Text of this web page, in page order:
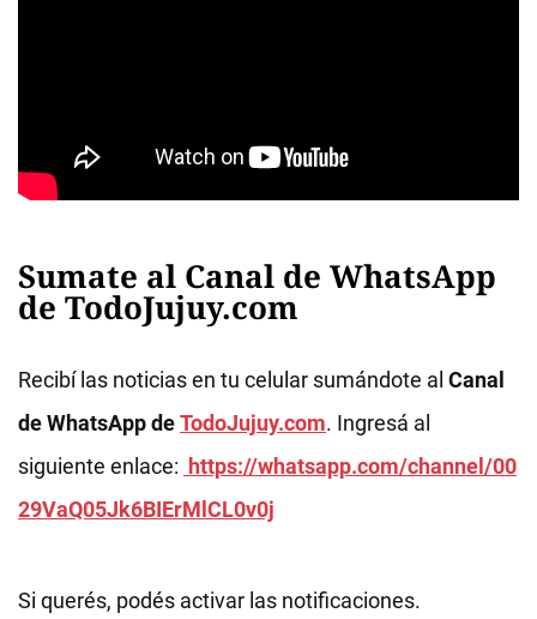
Sumate al Canal de WhatsApp
de TodoJujuy.com
Recibí las noticias en tu celular sumándote al Canal
de WhatsApp deTodoJujuy.com. Ingresá al
siguiente enlace: https://whatsapp.com/channel/00
29VaQ05Jk6BIErMlCL0v0j
Si querés, podés activar las notificaciones.